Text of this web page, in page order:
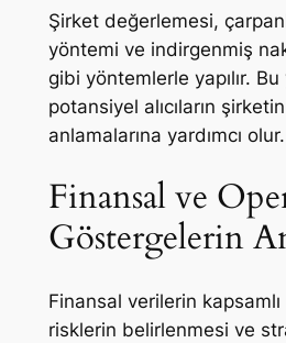
Şirket değerlemesi,
yöntemi ve indirgenmiş
gibi yöntemlerle yapılır.
potansiyel alıcıların
anlamalarına yardımcı olur.
Finansal ve
Göstergelerin
Finansal verilerin
risklerin belirlenmesi ve